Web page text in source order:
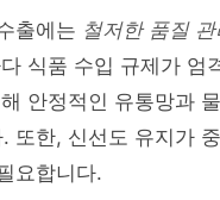
출에는 철저한 품질 관
식품 수입 규제가 엄
안정적인 유통망과
또한, 신선도 유지가
요합니다.